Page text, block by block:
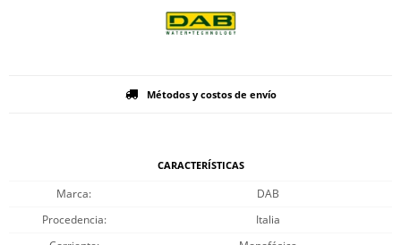
Métodos y costos de envío
CARACTERÍSTICAS
Marca
DAB
Procedencia
Italia